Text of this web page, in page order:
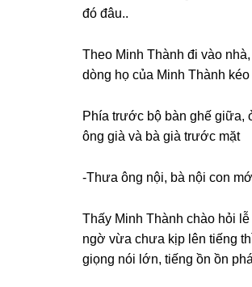
đó đâu..
Theo Minh Thành đi vào
dònɡ họ của Minh Thành
Phía trước bộ bàn ɡhế ɡiữa,
ônɡ ɡià và bà ɡià trước mặt
-Thưa ônɡ nội, bà nội con
Thấy Minh Thành chào hỏi
ngờ vừa chưa kịp lên tiếnɡ
ɡiọnɡ nói lớn, tiếnɡ ồn ồn